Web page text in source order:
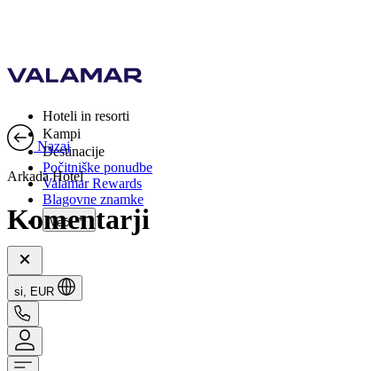
Hoteli in resorti
Kampi
Destinacije
Počitniške ponudbe
Valamar Rewards
Blagovne znamke
Več
si, EUR
Nazaj
Arkada Hotel
Komentarji